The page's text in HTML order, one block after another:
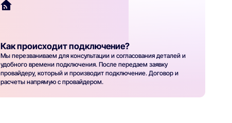
Как происходит подключение?
Мы перезваниваем для консультации и согласования деталей и
удобного времени подключения. После передаем заявку
провайдеру, который и производит подключение. Договор и
расчеты напрямую с провайдером.